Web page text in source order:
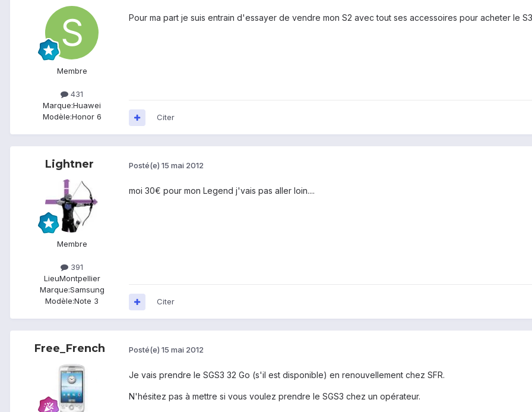
Membre
431
Marque:Huawei
Modèle:Honor 6
Pour ma part je suis entrain d'essayer de vendre mon S2 avec tout ses accessoires pour acheter le
Citer
Lightner
Membre
391
LieuMontpellier
Marque:Samsung
Modèle:Note 3
Posté(e) 15 mai 2012
moi 30€ pour mon Legend j'vais pas aller loin....
Citer
Free_French Posté(e) 15 mai 2012
Je vais prendre le SGS3 32 Go (s'il est disponible) en renouvellement chez SFR.
N'hésitez pas à mettre si vous voulez prendre le SGS3 chez un opérateur.